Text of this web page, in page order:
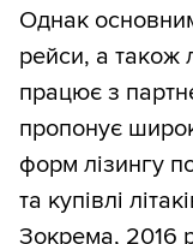
Однак
рейси, а також
працює з
пропонує
форм лізингу
та купівлі
Зокрема, 2016